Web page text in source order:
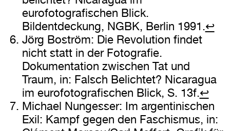
eurofotografischen Blick.
Bildentdeckung, NGBK, Berlin 1991.↩
Jörg Boström: Die Revolution findet
nicht statt in der Fotografie.
Dokumentation zwischen Tat und
Traum, in: Falsch Belichtet? Nicaragua
im eurofotografischen Blick, S. 13f.↩
Michael Nungesser: Im argentinischen
Exil: Kampf gegen den Faschismus, in: